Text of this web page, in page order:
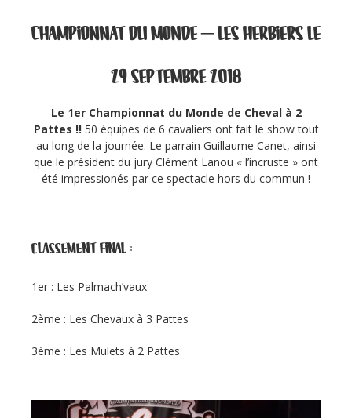
CHAMPIONNAT DU MONDE– LES HERBIERS LE
29 SEPTEMBRE2018
Le 1er Championnat du Monde de Cheval à 2
Pattes !!50 équipes de 6 cavaliers ont fait le show tout
au long de la journée. Le parrain Guillaume Canet, ainsi
que le président du jury Clément Lanou « l’incruste » ont
été impressionés par ce spectacle hors du commun !
CLASSEMENT FINAL :
1er : Les Palmach’vaux
2ème : Les Chevaux à 3 Pattes
3ème : Les Mulets à 2 Pattes